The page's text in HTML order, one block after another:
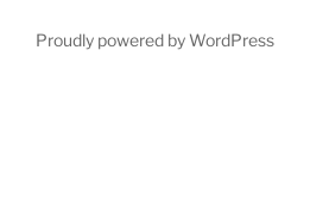
Proudly powered by WordPress